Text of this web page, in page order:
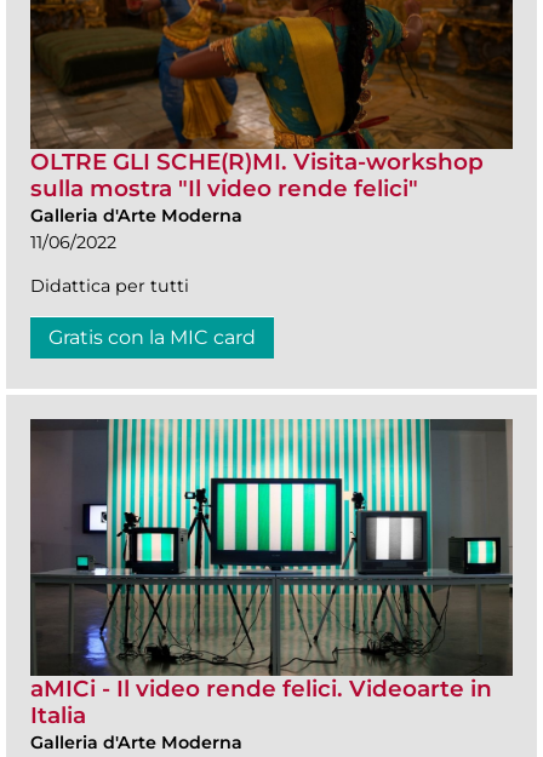
OLTRE GLI SCHE(R)MI. Visita-workshop
sulla mostra "Il video rende felici"
Galleria d'Arte Moderna
11/06/2022
Didattica per tutti
Gratis con la MIC card
aMICi - Il video rende felici. Videoarte in
Italia
Galleria d'Arte Moderna